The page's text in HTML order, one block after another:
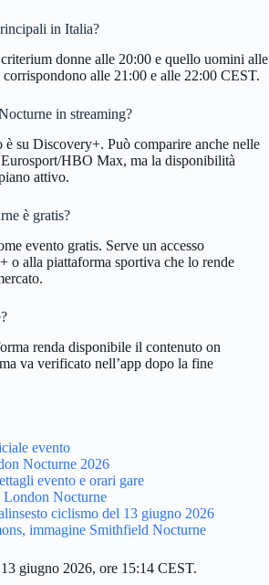
in Italia?
donne alle 20:00 e quello uomini alle
alle 21:00 e alle 22:00 CEST.
in streaming?
è su Discovery+. Può comparire anche nelle
HBO Max, ma la disponibilità
attivo.
è gratis?
evento gratis. Serve un accesso
o alla piattaforma sportiva che lo rende
renda disponibile il contenuto on
va verificato nell’app dopo la fine
evento
Nocturne 2026
evento e orari gare
Nocturne
ciclismo del 13 giugno 2026
immagine Smithfield Nocturne
13 giugno 2026, ore 15:14 CEST.